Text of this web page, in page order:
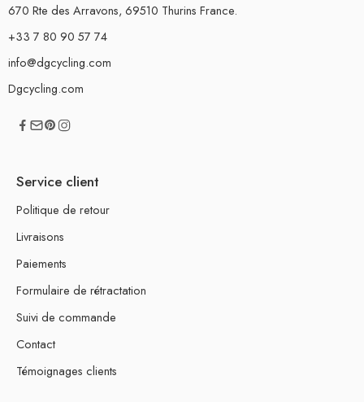
670 Rte des Arravons, 69510 Thurins France.
+33 7 80 90 57 74
info@dgcycling.com
Dgcycling.com
Service client
Politique de retour
Livraisons
Paiements
Formulaire de rétractation
Suivi de commande
Contact
Témoignages clients